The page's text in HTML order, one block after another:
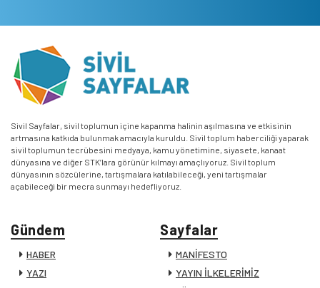
Sivil Sayfalar, sivil toplumun içine kapanma halinin aşılmasına ve etkisinin
artmasına katkıda bulunmak amacıyla kuruldu. Sivil toplum haberciliği yaparak
sivil toplumun tecrübesini medyaya, kamu yönetimine, siyasete, kanaat
dünyasına ve diğer STK’lara görünür kılmayı amaçlıyoruz. Sivil toplum
dünyasının sözcülerine, tartışmalara katılabileceği, yeni tartışmalar
açabileceği bir mecra sunmayı hedefliyoruz.
Gündem
HABER
YAZI
Sayfalar
MANİFESTO
YAYIN İLKELERİMİZ